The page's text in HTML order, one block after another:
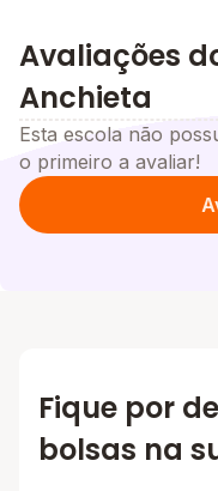
Avaliações
Anchieta
Esta escola não
o primeiro a avaliar!
Fique por
bolsas na